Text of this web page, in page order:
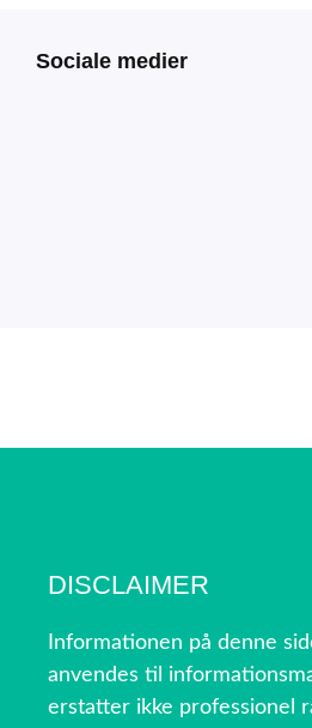
Sociale medier
DISCLAIMER
Informationen på denne
anvendes til
erstatter ikke professionel